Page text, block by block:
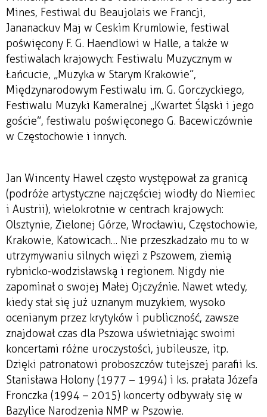
Mines, Festiwal du Beaujolais we Francji,
Jananackuv Maj w Ceskim Krumlowie, festiwal
poświęcony F. G. Haendlowi w Halle, a także w
festiwalach krajowych: Festiwalu Muzycznym w
Łańcucie, „Muzyka w Starym Krakowie”,
Międzynarodowym Festiwalu im. G. Gorczyckiego,
Festiwalu Muzyki Kameralnej „Kwartet Śląski i jego
goście”, festiwalu poświęconego G. Bacewiczównie
w Częstochowie i innych.
Jan Wincenty Hawel często występował za granicą
(podróże artystyczne najczęściej wiodły do Niemiec
i Austrii), wielokrotnie w centrach krajowych:
Olsztynie, Zielonej Górze, Wrocławiu, Częstochowie,
Krakowie, Katowicach… Nie przeszkadzało mu to w
utrzymywaniu silnych więzi z Pszowem, ziemią
rybnicko-wodzisławską i regionem. Nigdy nie
zapominał o swojej Małej Ojczyźnie. Nawet wtedy,
kiedy stał się już uznanym muzykiem, wysoko
ocenianym przez krytyków i publiczność, zawsze
znajdował czas dla Pszowa uświetniając swoimi
koncertami różne uroczystości, jubileusze, itp.
Dzięki patronatowi proboszczów tutejszej parafii ks.
Stanisława Holony (1977 – 1994) i ks. prałata Józefa
Fronczka (1994 – 2015) koncerty odbywały się w
Bazylice Narodzenia NMP w Pszowie.